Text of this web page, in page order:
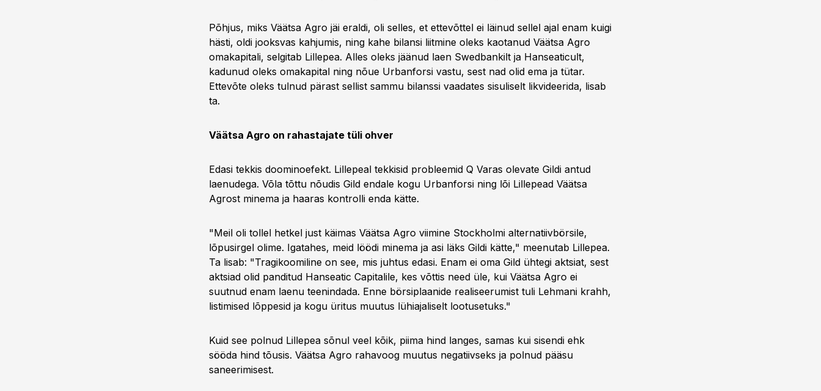
Põhjus, miks Väätsa Agro jäi eraldi, oli selles, et ettevõttel ei läinud sellel ajal enam kuigi
hästi, oldi jooksvas kahjumis, ning kahe bilansi liitmine oleks kaotanud Väätsa Agro
omakapitali, selgitab Lillepea. Alles oleks jäänud laen Swedbankilt ja Hanseaticult,
kadunud oleks omakapital ning nõue Urbanforsi vastu, sest nad olid ema ja tütar.
Ettevõte oleks tulnud pärast sellist sammu bilanssi vaadates sisuliselt likvideerida, lisab
ta.
Väätsa Agro on rahastajate tüli ohver
Edasi tekkis doominoefekt. Lillepeal tekkisid probleemid Q Varas olevate Gildi antud
laenudega. Võla tõttu nõudis Gild endale kogu Urbanforsi ning lõi Lillepead Väätsa
Agrost minema ja haaras kontrolli enda kätte.
"Meil oli tollel hetkel just käimas Väätsa Agro viimine Stockholmi alternatiivbörsile,
lõpusirgel olime. Igatahes, meid löödi minema ja asi läks Gildi kätte," meenutab Lillepea.
Ta lisab: "Tragikoomiline on see, mis juhtus edasi. Enam ei oma Gild ühtegi aktsiat, sest
aktsiad olid panditud Hanseatic Capitalile, kes võttis need üle, kui Väätsa Agro ei
suutnud enam laenu teenindada. Enne börsiplaanide realiseerumist tuli Lehmani krahh,
listimised lõppesid ja kogu üritus muutus lühiajaliselt lootusetuks."
Kuid see polnud Lillepea sõnul veel kõik, piima hind langes, samas kui sisendi ehk
sööda hind tõusis. Väätsa Agro rahavoog muutus negatiivseks ja polnud pääsu
saneerimisest.